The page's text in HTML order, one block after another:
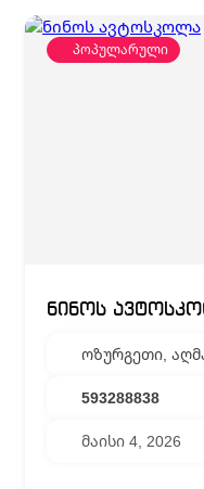
პოპულარული
ნინოს
ოზურგეთი,
593288838
მაისი 4, 2026